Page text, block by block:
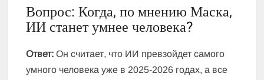
Вопрос: Когда, по мнению Маска,
ИИ станет умнее человека?
Ответ: Он считает, что ИИ превзойдет самого
умного человека уже в 2025-2026 годах, а все